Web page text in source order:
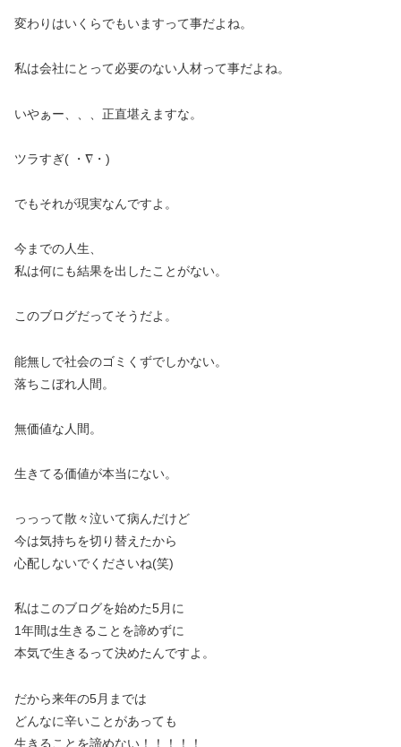
変わりはいくらでもいますって事だよね。
私は会社にとって必要のない人材って事だよね。
いやぁー、、、正直堪えますな。
ツラすぎ( ・∇・)
でもそれが現実なんですよ。
今までの人生、
私は何にも結果を出したことがない。
このブログだってそうだよ。
能無しで社会のゴミくずでしかない。
落ちこぼれ人間。
無価値な人間。
生きてる価値が本当にない。
っっって散々泣いて病んだけど
今は気持ちを切り替えたから
心配しないでくださいね(笑)
私はこのブログを始めた5月に
1年間は生きることを諦めずに
本気で生きるって決めたんですよ。
だから来年の5月までは
どんなに辛いことがあっても
生きることを諦めない！！！！！